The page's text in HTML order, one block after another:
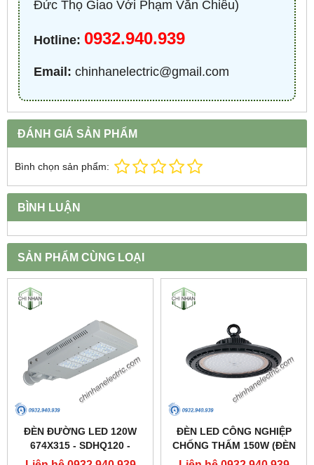
Đức Thọ Giao Với Phạm Văn Chiêu)
Hotline: 0932.940.939
Email: chinhanelectric@gmail.com
ĐÁNH GIÁ SẢN PHẨM
Bình chọn sản phẩm:
BÌNH LUẬN
SẢN PHẨM CÙNG LOẠI
ĐÈN ĐƯỜNG LED 120W
674X315 - SDHQ120 -
DUHAL
ĐÈN LED CÔNG NGHIỆP
CHỐNG THẤM 150W (ĐÈN
HIGHBAY NHÀ XƯỞNG) -